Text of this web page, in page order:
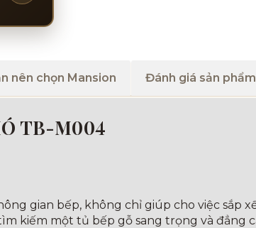
nên chọn Mansion Đánh giá sản phẩm
TB-M004
gian bếp, không chỉ giúp cho việc sắp
kiếm một tủ bếp gỗ sang trọng và đẳng